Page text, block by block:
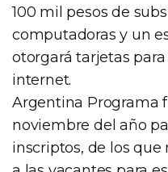
100 mil pesos de
computadoras y un
otorgará tarjetas
internet.
Argentina Programa
noviembre del año
inscriptos, de los